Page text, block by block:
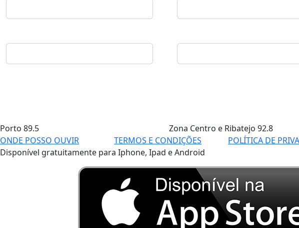
Porto 89.5 Zona Centro e Ribatejo 92.8
ONDE POSSO OUVIR
TERMOS E CONDIÇÕES POLÍTICA DE
Disponível gratuitamente para Iphone, Ipad e Android